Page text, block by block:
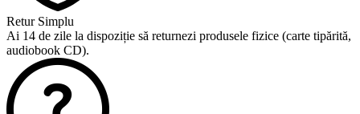
Retur Simplu
Ai 14 de zile la dispoziție să returnezi produsele fizice (carte tipărită,
audiobook CD).